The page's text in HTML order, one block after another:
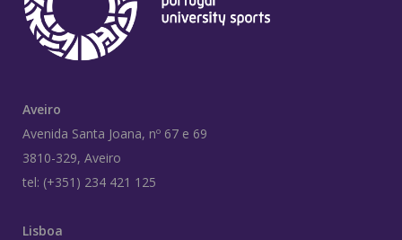
Aveiro
Avenida Santa Joana, nº 67 e 69
3810-329, Aveiro
tel: (+351) 234 421 125
Lisboa